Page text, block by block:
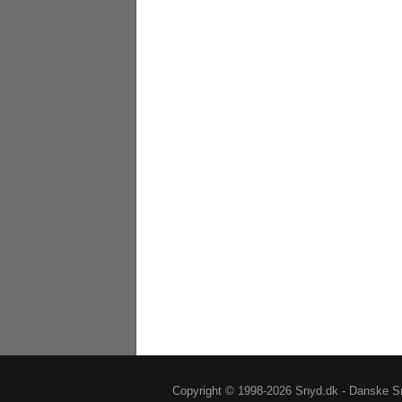
Copyright © 1998-2026 Snyd.dk - Danske